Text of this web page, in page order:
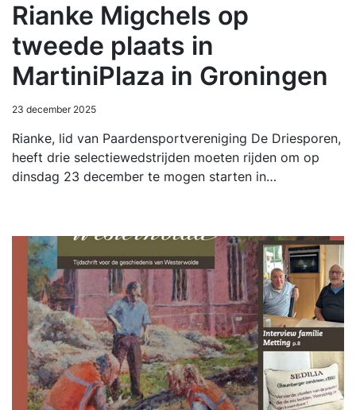
Rianke Migchels op
tweede plaats in
MartiniPlaza in Groningen
23 december 2025
Rianke, lid van Paardensportvereniging De Driesporen,
heeft drie selectiewedstrijden moeten rijden om op
dinsdag 23 december te mogen starten in…